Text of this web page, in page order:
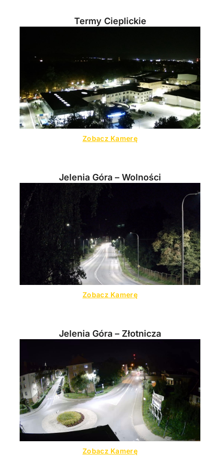
Termy Cieplickie
Zobacz Kamerę
Jelenia Góra – Wolności
Zobacz Kamerę
Jelenia Góra – Złotnicza
Zobacz Kamerę